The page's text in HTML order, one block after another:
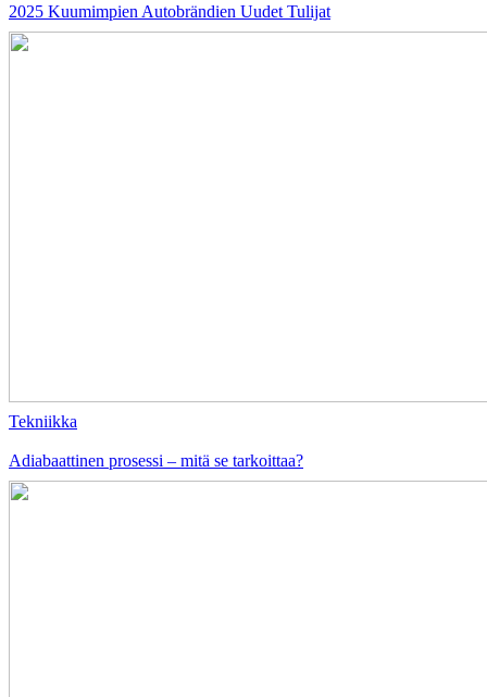
2025 Kuumimpien Autobrändien Uudet Tulijat
Tekniikka
Adiabaattinen prosessi – mitä se tarkoittaa?